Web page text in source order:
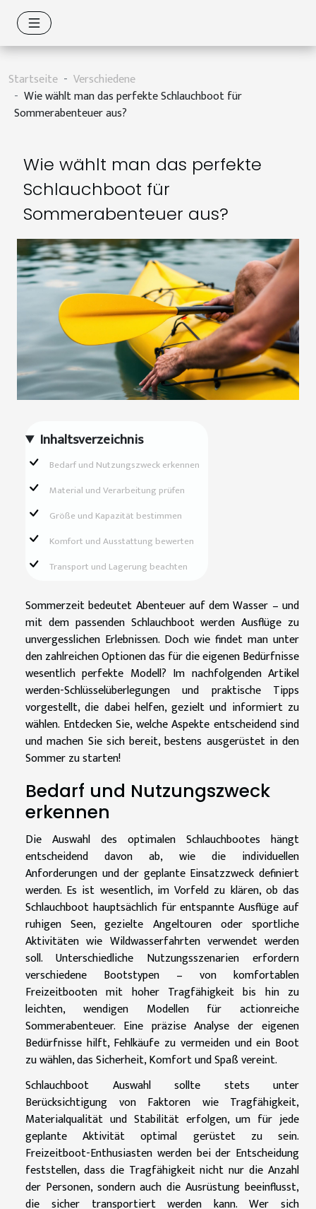
Startseite
Verschiedene
Wie wählt man das perfekte Schlauchboot für
Sommerabenteuer aus?
Wie wählt man das perfekte
Schlauchboot für
Sommerabenteuer aus?
Inhaltsverzeichnis
Bedarf und Nutzungszweck erkennen
Material und Verarbeitung prüfen
Größe und Kapazität bestimmen
Komfort und Ausstattung bewerten
Transport und Lagerung beachten
Sommerzeit bedeutet Abenteuer auf dem Wasser – und
mit dem passenden Schlauchboot werden Ausflüge zu
unvergesslichen Erlebnissen. Doch wie findet man unter
den zahlreichen Optionen das für die eigenen Bedürfnisse
wesentlich perfekte Modell? Im nachfolgenden Artikel
werden-Schlüsselüberlegungen und praktische Tipps
vorgestellt, die dabei helfen, gezielt und informiert zu
wählen. Entdecken Sie, welche Aspekte entscheidend sind
und machen Sie sich bereit, bestens ausgerüstet in den
Sommer zu starten!
Bedarf und Nutzungszweck
erkennen
Die Auswahl des optimalen Schlauchbootes hängt
entscheidend davon ab, wie die individuellen
Anforderungen und der geplante Einsatzzweck definiert
werden. Es ist wesentlich, im Vorfeld zu klären, ob das
Schlauchboot hauptsächlich für entspannte Ausflüge auf
ruhigen Seen, gezielte Angeltouren oder sportliche
Aktivitäten wie Wildwasserfahrten verwendet werden
soll. Unterschiedliche Nutzungsszenarien erfordern
verschiedene Bootstypen – von komfortablen
Freizeitbooten mit hoher Tragfähigkeit bis hin zu
leichten, wendigen Modellen für actionreiche
Sommerabenteuer. Eine präzise Analyse der eigenen
Bedürfnisse hilft, Fehlkäufe zu vermeiden und ein Boot
zu wählen, das Sicherheit, Komfort und Spaß vereint.
Schlauchboot Auswahl sollte stets unter
Berücksichtigung von Faktoren wie Tragfähigkeit,
Materialqualität und Stabilität erfolgen, um für jede
geplante Aktivität optimal gerüstet zu sein.
Freizeitboot-Enthusiasten werden bei der Entscheidung
feststellen, dass die Tragfähigkeit nicht nur die Anzahl
der Personen, sondern auch die Ausrüstung beeinflusst,
die sicher transportiert werden kann. Wer sich